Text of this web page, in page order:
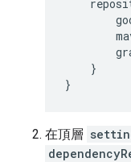
}
}
在頂層